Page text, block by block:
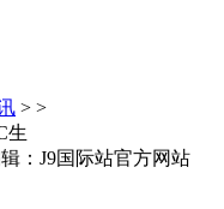
> >
生
：J9国际站官方网站